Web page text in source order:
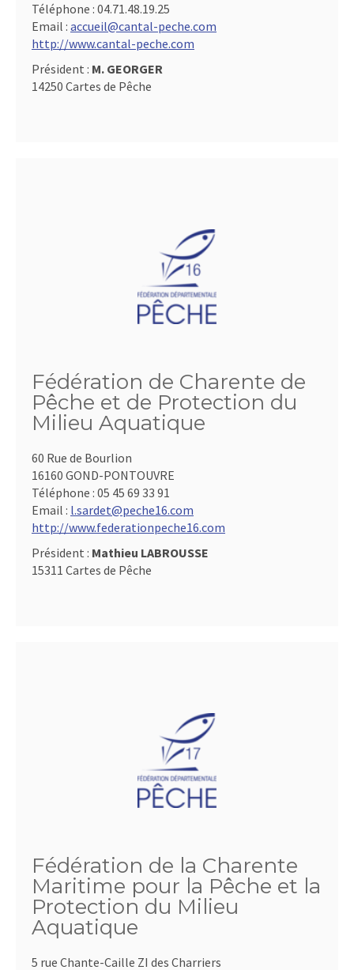
Téléphone : 04.71.48.19.25
Email : accueil@cantal-peche.com
http://www.cantal-peche.com
Président : M. GEORGER
14250 Cartes de Pêche
Fédération de Charente de
Pêche et de Protection du
Milieu Aquatique
60 Rue de Bourlion
16160 GOND-PONTOUVRE
Téléphone : 05 45 69 33 91
Email : l.sardet@peche16.com
http://www.federationpeche16.com
Président : Mathieu LABROUSSE
15311 Cartes de Pêche
Fédération de la Charente
Maritime pour la Pêche et la
Protection du Milieu
Aquatique
5 rue Chante-Caille ZI des Charriers